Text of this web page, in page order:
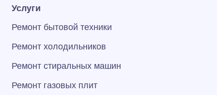
Услуги
Ремонт бытовой техники
Ремонт холодильников
Ремонт стиральных машин
Ремонт газовых плит